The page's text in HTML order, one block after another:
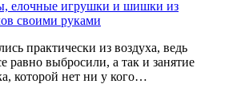
практически из воздуха, ведь
равно выбросили, а так и занятие
которой нет ни у кого…